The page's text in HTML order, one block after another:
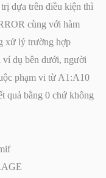
dựa trên điều kiện thì
cùng với hàm
xử lý trường hợp
ví dụ bên dưới, người
phạm vi từ A1:A10
quả bằng 0 chứ không